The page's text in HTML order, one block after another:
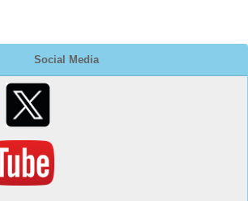
Social Media